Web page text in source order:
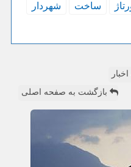
ساخت
شهردار
بازگشت به صفحه اصلی